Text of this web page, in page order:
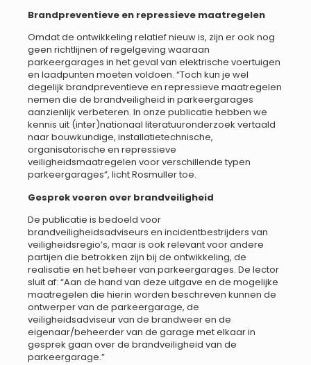
Brandpreventieve en repressieve maatregelen
Omdat de ontwikkeling relatief nieuw is, zijn er ook nog
geen richtlijnen of regelgeving waaraan
parkeergarages in het geval van elektrische voertuigen
en laadpunten moeten voldoen. “Toch kun je wel
degelijk brandpreventieve en repressieve maatregelen
nemen die de brandveiligheid in parkeergarages
aanzienlijk verbeteren. In onze publicatie hebben we
kennis uit (inter)nationaal literatuuronderzoek vertaald
naar bouwkundige, installatietechnische,
organisatorische en repressieve
veiligheidsmaatregelen voor verschillende typen
parkeergarages”, licht Rosmuller toe.
Gesprek voeren over brandveiligheid
De publicatie is bedoeld voor
brandveiligheidsadviseurs en incidentbestrijders van
veiligheidsregio’s, maar is ook relevant voor andere
partijen die betrokken zijn bij de ontwikkeling, de
realisatie en het beheer van parkeergarages. De lector
sluit af: “Aan de hand van deze uitgave en de mogelijke
maatregelen die hierin worden beschreven kunnen de
ontwerper van de parkeergarage, de
veiligheidsadviseur van de brandweer en de
eigenaar/beheerder van de garage met elkaar in
gesprek gaan over de brandveiligheid van de
parkeergarage.”